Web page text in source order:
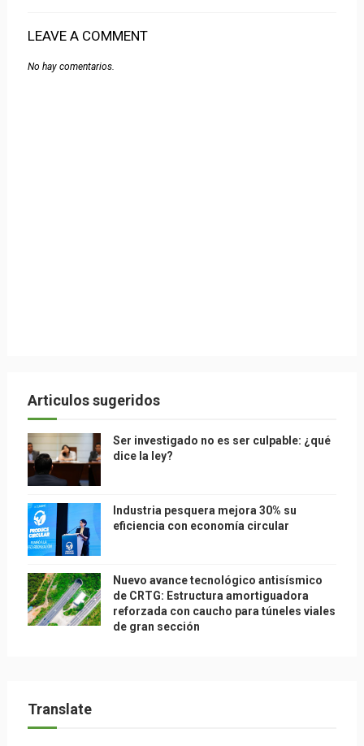
LEAVE A COMMENT
No hay comentarios.
Articulos sugeridos
Ser investigado no es ser culpable: ¿qué
dice la ley?
Industria pesquera mejora 30% su
eficiencia con economía circular
Nuevo avance tecnológico antisísmico
de CRTG: Estructura amortiguadora
reforzada con caucho para túneles viales
de gran sección
Translate